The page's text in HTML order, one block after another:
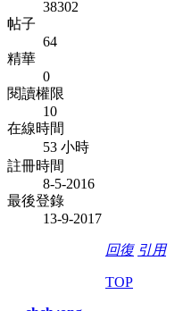
38302
帖子
64
精華
0
閱讀權限
10
在線時間
53 小時
註冊時間
8-5-2016
最後登錄
13-9-2017
回復 引用
TOP